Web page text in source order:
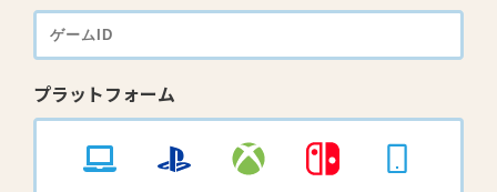
プラットフォーム